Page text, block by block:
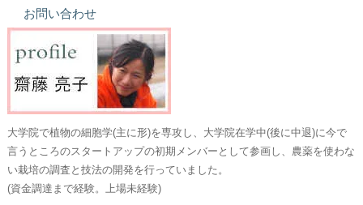
お問い合わせ
大学院で植物の細胞学(主に形)を専攻し、大学院在学中(後に中退)に今で
言うところのスタートアップの初期メンバーとして参画し、農薬を使わな
い栽培の調査と技法の開発を行っていました。
(資金調達まで経験。上場未経験)